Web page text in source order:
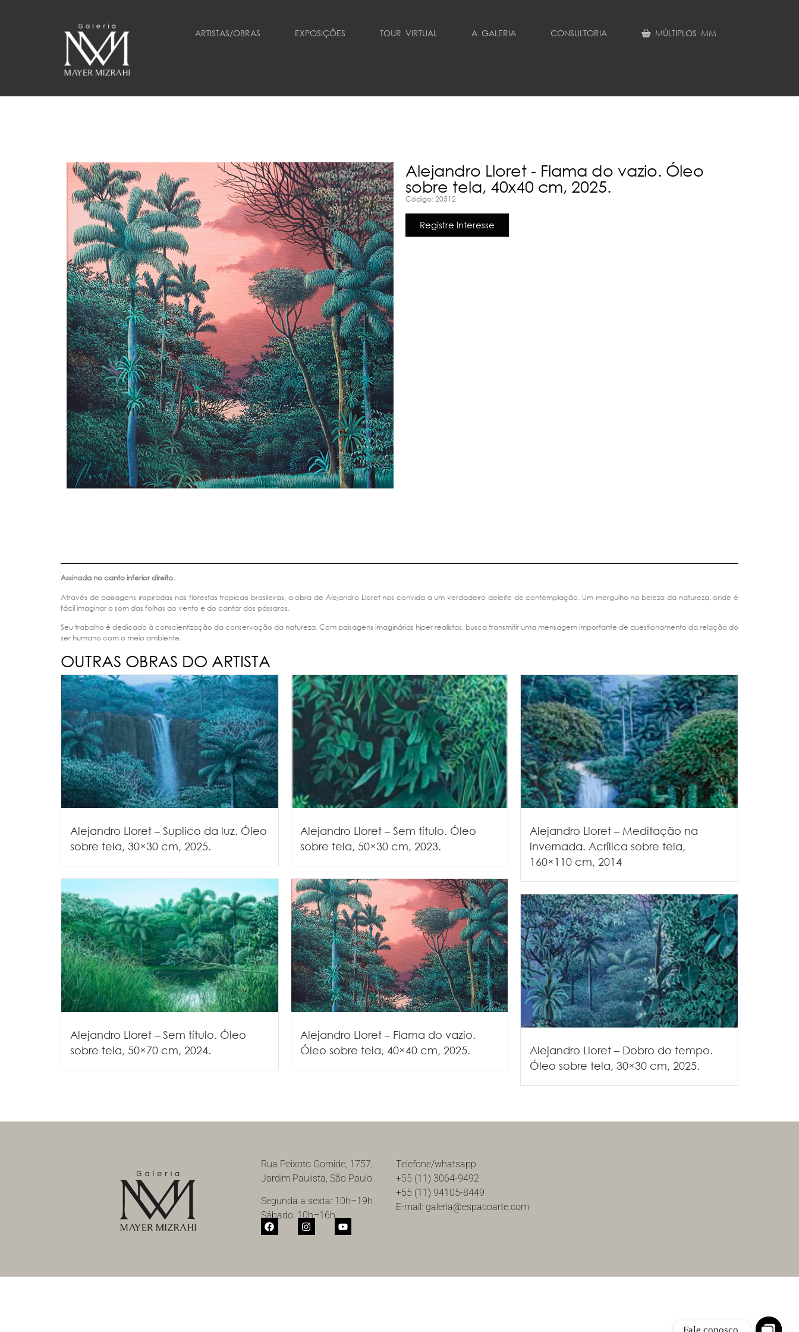
ARTISTAS/OBRAS EXPOSIÇÕES TOUR VIRTUAL A GALERIA CONSULTORIA MÚLTIPLOS MM
Alejandro Lloret - Flama do vazio. Óleo
sobre tela, 40x40 cm, 2025.
Código: 20512
Registre Interesse
Assinada no canto inferior direito.
Através de paisagens inspiradas nas florestas tropicais brasileiras, a obra de Alejandro Lloret nos convida a um verdadeiro deleite de contemplação. Um mergulho na beleza da natureza, onde é
fácil imaginar o som das folhas ao vento e do cantar dos pássaros.
Seu trabalho é dedicado à conscientização da conservação da natureza. Com paisagens imaginárias hiper realistas, busca transmitir uma mensagem importante de questionamento da relação do
ser humano com o meio ambiente.
OUTRAS OBRAS DO ARTISTA
Alejandro Lloret – Suplico da luz. Óleo
sobre tela, 30×30 cm, 2025.
Alejandro Lloret – Sem título. Óleo
sobre tela, 50×30 cm, 2023.
Alejandro Lloret – Meditação na
invernada. Acrílica sobre tela,
160×110 cm, 2014
Alejandro Lloret – Sem título. Óleo
sobre tela, 50×70 cm, 2024.
Alejandro Lloret – Flama do vazio.
Óleo sobre tela, 40×40 cm, 2025.
Alejandro Lloret – Dobro do tempo.
Óleo sobre tela, 30×30 cm, 2025.
Rua Peixoto Gomide, 1757,
Jardim Paulista, São Paulo.
Segunda a sexta: 10h–19h
Sábado: 10h–16h
Telefone/whatsapp
+55 (11) 3064-9492
+55 (11) 94105-8449
E-mail: galeria@espacoarte.com
Fale conosco.